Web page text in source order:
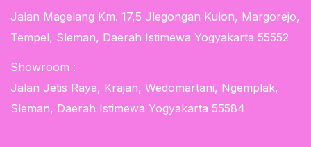
Jalan Magelang Km. 17,5 Jlegongan Kulon, Margorejo,
Tempel, Sleman, Daerah Istimewa Yogyakarta 55552
Showroom :
Jalan Jetis Raya, Krajan, Wedomartani, Ngemplak,
Sleman, Daerah Istimewa Yogyakarta 55584